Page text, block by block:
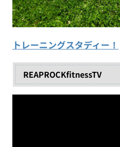
トレーニングスタディー！
REAPROCKfitnessTV